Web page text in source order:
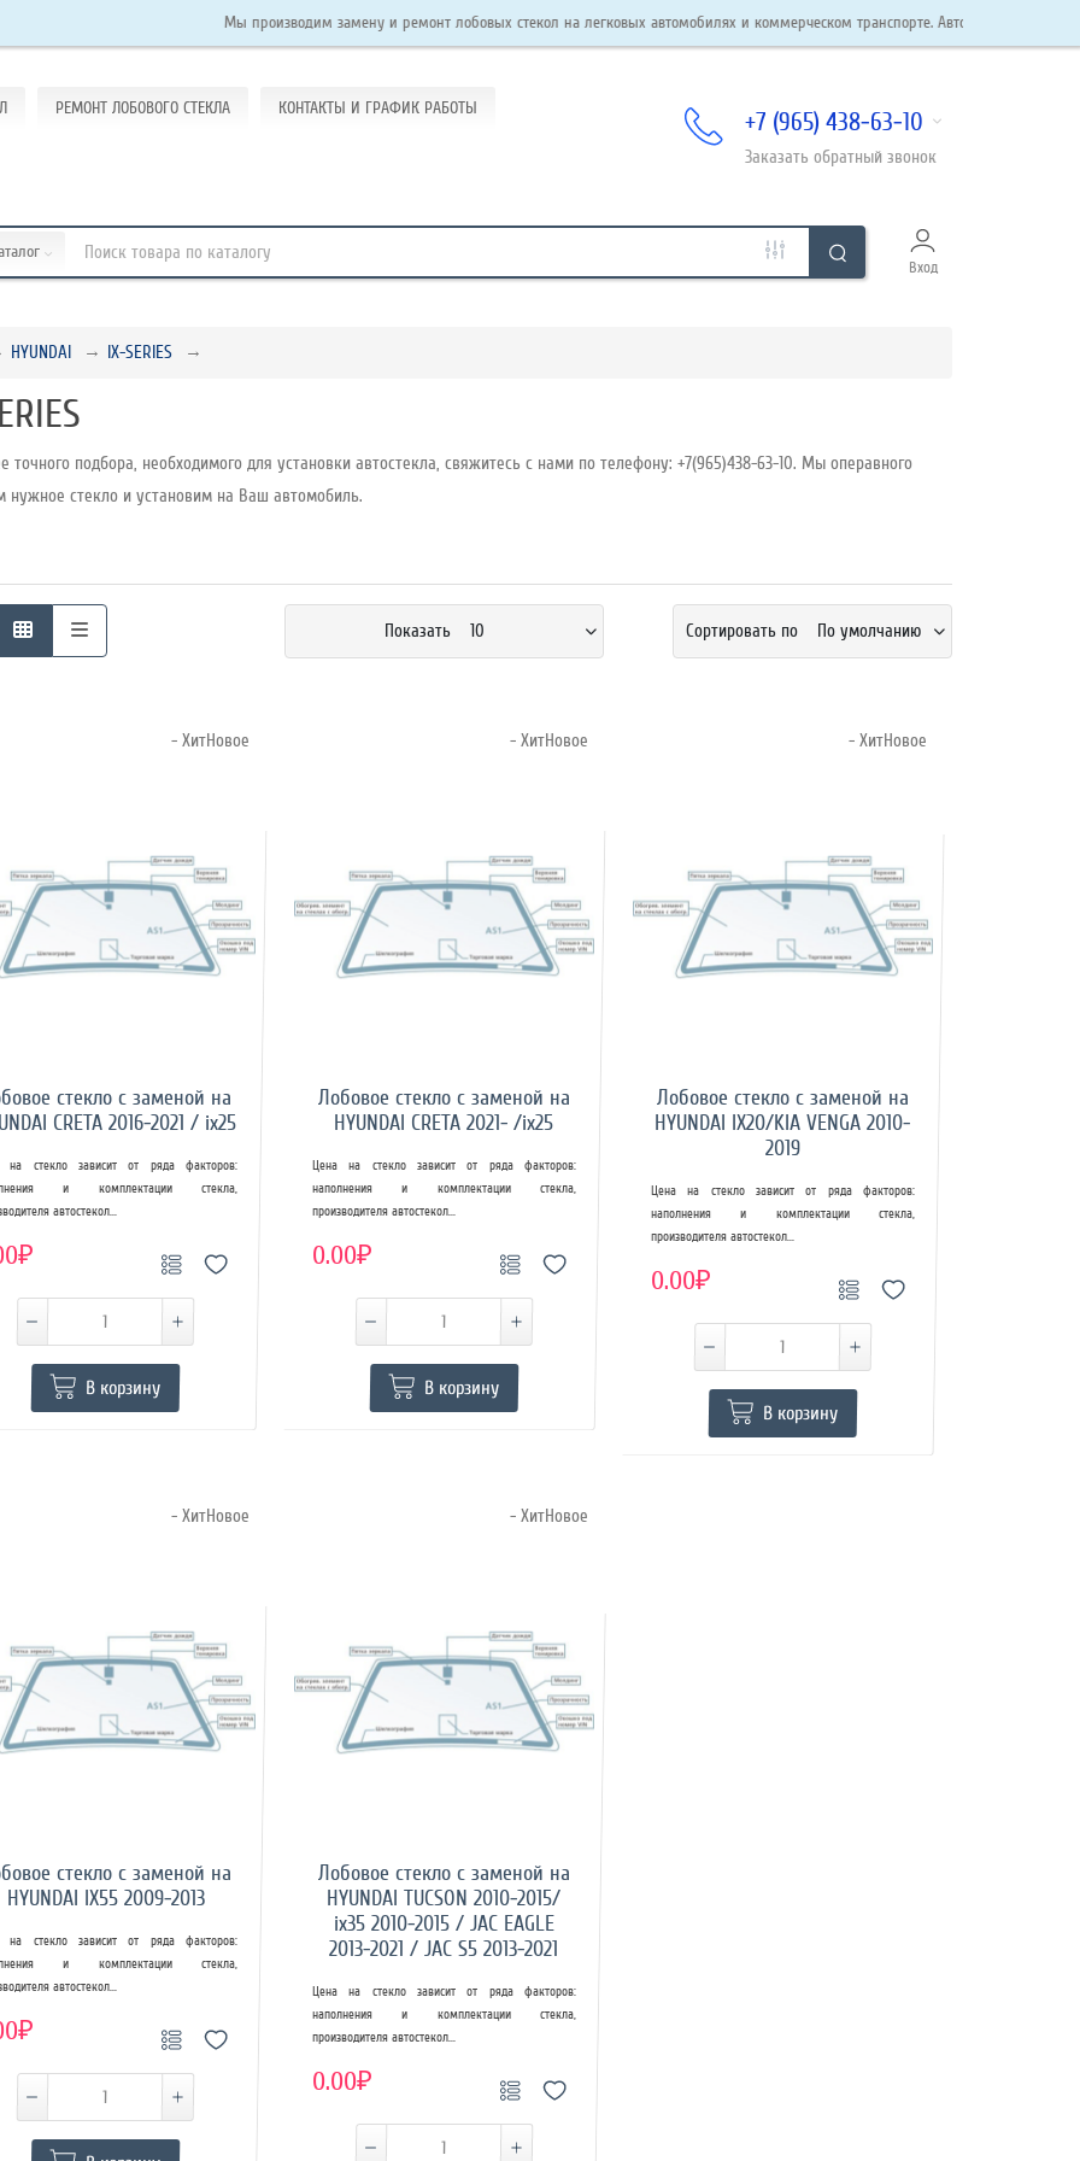
Мы производим замену и ремонт лобовых стекол на легковых автомобилях и коммерческом транспорте. Автостекла в наличии и
РЕМОНТ ЛОБОВОГО СТЕКЛА КОНТАКТЫ И ГРАФИК РАБОТЫ +7 (965) 438-63-10
Заказать обратный звонок
Вход
HYUNDAI IX-SERIES
точного подбора, необходимого для установки автостекла, свяжитесь с нами по телефону: +7(965)438-63-10. Мы операвного
нужное стекло и установим на Ваш автомобиль.
Показать 10 Сортировать по По умолчанию
- ХитНовое
стекло с заменой на
CRETA 2016-2021 / ix25
на стекло зависит от ряда факторов:
и комплектации стекла,
автостекол...
В корзину
- ХитНовое
Лобовое стекло с заменой на
HYUNDAI CRETA 2021- /ix25
Цена на стекло зависит от ряда факторов:
наполнения и комплектации стекла,
производителя автостекол...
0.00₽
В корзину
- ХитНовое
Лобовое стекло с заменой на
HYUNDAI IX20/KIA VENGA 2010-
2019
Цена на стекло зависит от ряда факторов:
наполнения и комплектации стекла,
производителя автостекол...
0.00₽
В корзину
- ХитНовое
стекло с заменой на
HYUNDAI IX55 2009-2013
на стекло зависит от ряда факторов:
и комплектации стекла,
автостекол...
- ХитНовое
Лобовое стекло с заменой на
HYUNDAI TUCSON 2010-2015/
ix35 2010-2015 / JAC EAGLE
2013-2021 / JAC S5 2013-2021
Цена на стекло зависит от ряда факторов:
наполнения и комплектации стекла,
производителя автостекол...
0.00₽